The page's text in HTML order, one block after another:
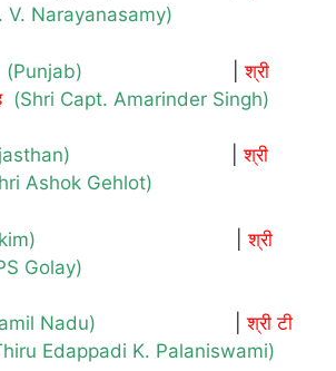
V. Narayanasamy)
(Punjab) |श्री
(Shri Capt. Amarinder Singh)
|श्री
Ashok Gehlot)
|श्री
Golay)
Nadu) |श्री टी
Edappadi K. Palaniswami)